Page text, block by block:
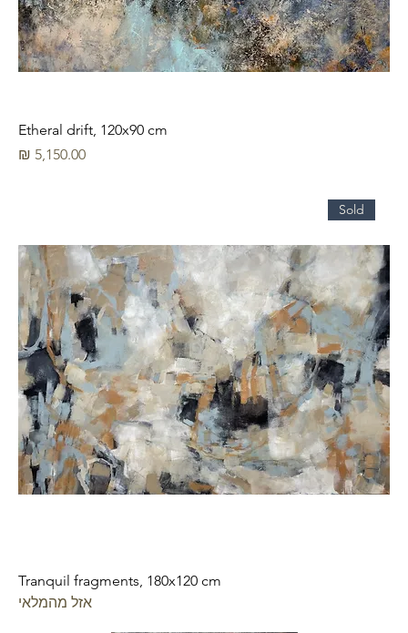
Etheral drift, 120x90 cm
מחיר
Sold
Tranquil fragments, 180x120 cm
אזל מהמלאי